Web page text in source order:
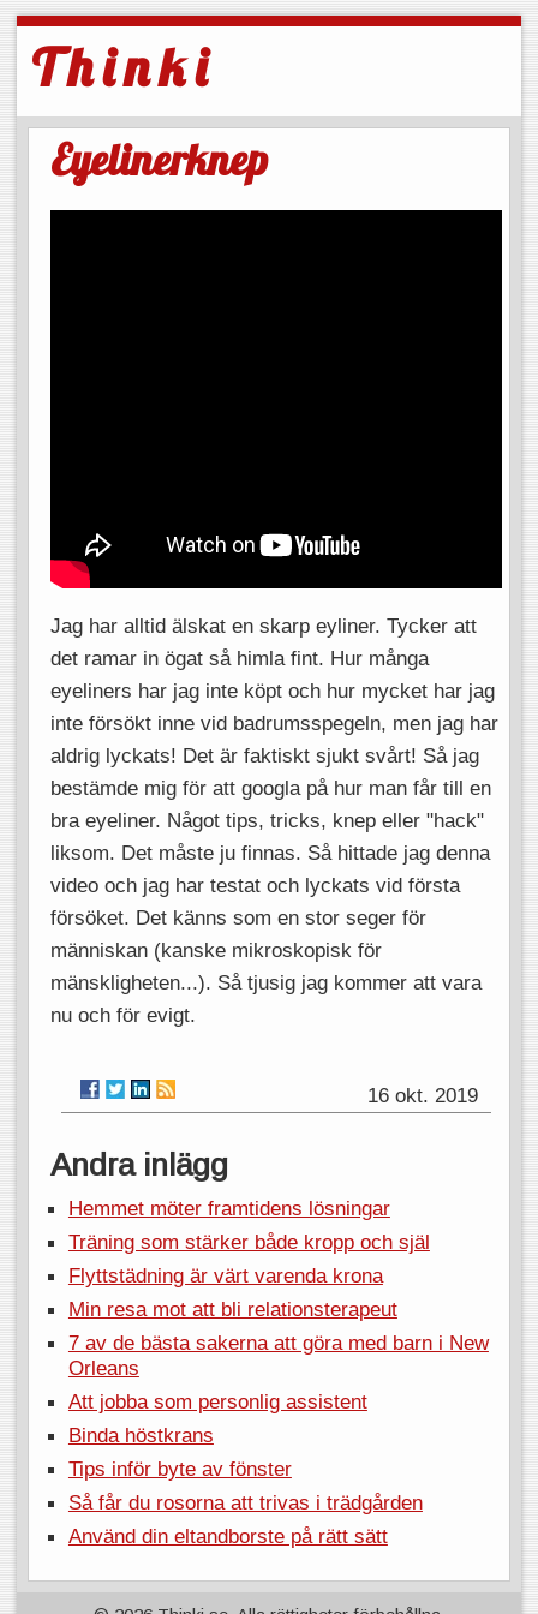
T h i n k i
Eyelinerknep
Jag har alltid älskat en skarp eyliner. Tycker att
det ramar in ögat så himla fint. Hur många
eyeliners har jag inte köpt och hur mycket har jag
inte försökt inne vid badrumsspegeln, men jag har
aldrig lyckats! Det är faktiskt sjukt svårt! Så jag
bestämde mig för att googla på hur man får till en
bra eyeliner. Något tips, tricks, knep eller "hack"
liksom. Det måste ju finnas. Så hittade jag denna
video och jag har testat och lyckats vid första
försöket. Det känns som en stor seger för
människan (kanske mikroskopisk för
mänskligheten...). Så tjusig jag kommer att vara
nu och för evigt.
16 okt. 2019
Andra inlägg
Hemmet möter framtidens lösningar
Träning som stärker både kropp och själ
Flyttstädning är värt varenda krona
Min resa mot att bli relationsterapeut
7 av de bästa sakerna att göra med barn i New
Orleans
Att jobba som personlig assistent
Binda höstkrans
Tips inför byte av fönster
Så får du rosorna att trivas i trädgården
Använd din eltandborste på rätt sätt